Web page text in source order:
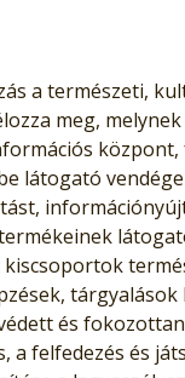
a természeti,
meg,
látogató
és
felfedezés és